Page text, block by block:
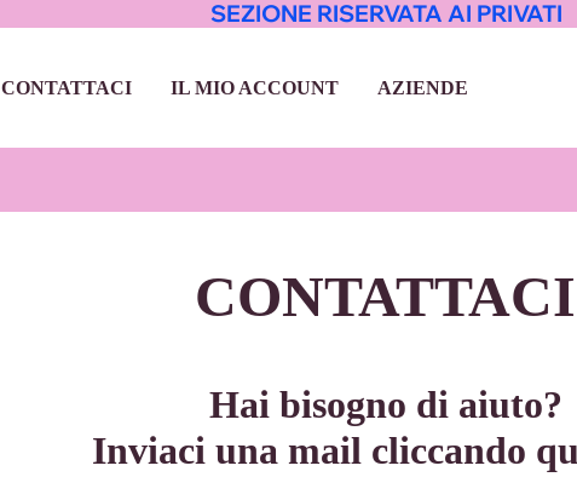
SEZIONE RISERVATA AI PRIVATI
CONTATTACI IL MIO ACCOUNT AZIENDE
CONTATTACI
Hai bisogno di aiuto?
Inviaci una mail cliccando